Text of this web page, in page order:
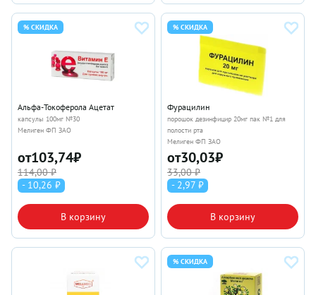
% СКИДКА
Альфа-Токоферола Ацетат
капсулы 100мг №30
Мелиген ФП ЗАО
от103,74₽
114,00 ₽
- 10,26 ₽
В корзину
% СКИДКА
Фурацилин
порошок дезинфицир 20мг пак №1 для
полости рта
Мелиген ФП ЗАО
от30,03₽
33,00 ₽
- 2,97 ₽
В корзину
% СКИДКА